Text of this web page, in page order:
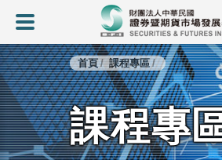
首頁 課程專區
課程專